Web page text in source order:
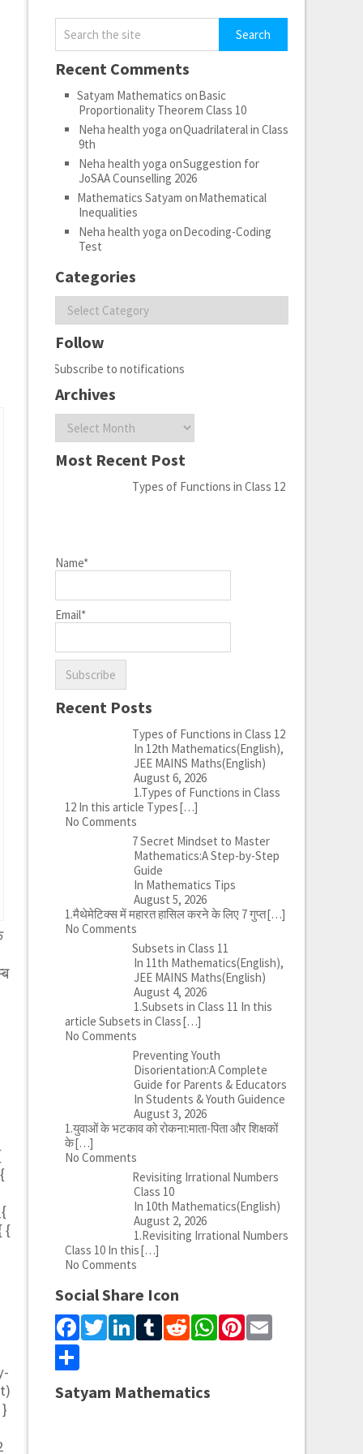
{
Recent Comments
Satyam Mathematics onBasic
Proportionality Theorem Class 10
Neha health yoga onQuadrilateral in Class
9th
Neha health yoga onSuggestion for
JoSAA Counselling 2026
Mathematics Satyam onMathematical
Inequalities
Neha health yoga onDecoding-Coding
Test
Categories
Categories
Follow
Subscribe to notifications
Archives
Archives
Most Recent Post
Types of Functions in Class 12
Name*
Email*
Recent Posts
Types of Functions in Class 12
In 12th Mathematics(English),
JEE MAINS Maths(English)
August 6, 2026
1.Types of Functions in Class
12 In this article Types[…]
No Comments
7 Secret Mindset to Master
Mathematics:A Step-by-Step
Guide
In Mathematics Tips
August 5, 2026
1.मैथेमेटिक्स में महारत हासिल करने के लिए 7 गुप्त[…]
No Comments
Subsets in Class 11
In 11th Mathematics(English),
JEE MAINS Maths(English)
August 4, 2026
1.Subsets in Class 11 In this
article Subsets in Class[…]
No Comments
Preventing Youth
Disorientation:A Complete
Guide for Parents & Educators
In Students & Youth Guidence
August 3, 2026
1.युवाओं के भटकाव को रोकना:माता-पिता और शिक्षकों
के[…]
No Comments
Revisiting Irrational Numbers
Class 10
In 10th Mathematics(English)
August 2, 2026
1.Revisiting Irrational Numbers
Class 10 In this[…]
No Comments
Social Share Icon
Facebook
Twitter
LinkedIn
Tumblr
Reddit
WhatsApp
Pinterest
Email
Share
Satyam Mathematics